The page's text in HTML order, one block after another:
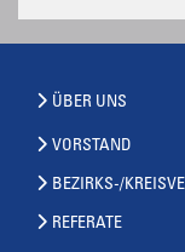
ÜBER UNS
VORSTAND
BEZIRKS-/
REFERATE